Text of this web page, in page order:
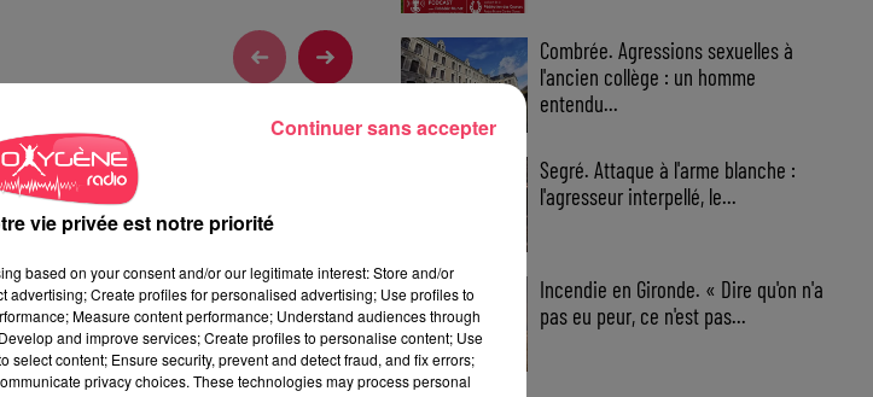
Combrée. Agressions sexuelles à
l'ancien collège : un homme
entendu...
Segré. Attaque à l'arme blanche :
l'agresseur interpellé, le...
Incendie en Gironde. « Dire qu'on n'a
pas eu peur, ce n'est pas...
vie privée est notre priorité
based on your consent and/or our legitimate interest: Store and/or
Create profiles for personalised advertising; Use profiles to
Measure content performance; Understand audiences through
and improve services; Create profiles to personalise content; Use
content; Ensure security, prevent and detect fraud, and fix errors;
privacy choices. These technologies may process personal
Continuer sans accepter